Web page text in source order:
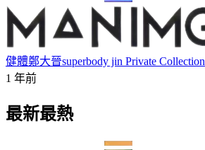
健體鄭大晉superbody jin Private Collection
1 年前
最新最熱